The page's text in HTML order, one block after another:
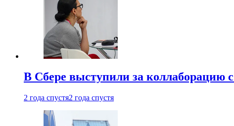
В Сбере выступили за коллаборацию
2 года спустя2 года спустя